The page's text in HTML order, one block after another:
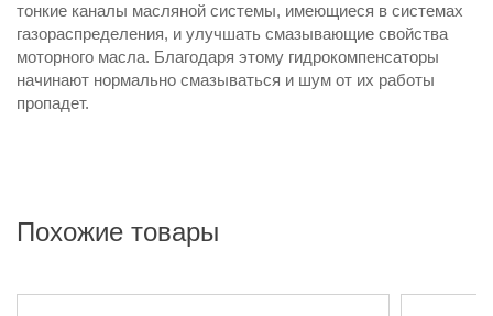
тонкие каналы масляной системы, имеющиеся в системах
газораспределения, и улучшать смазывающие свойства
моторного масла. Благодаря этому гидрокомпенсаторы
начинают нормально смазываться и шум от их работы
пропадет.
Похожие товары